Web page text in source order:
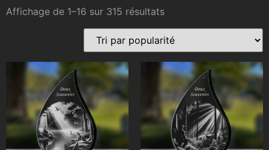
Affichage de 1–16 sur 315 résultats